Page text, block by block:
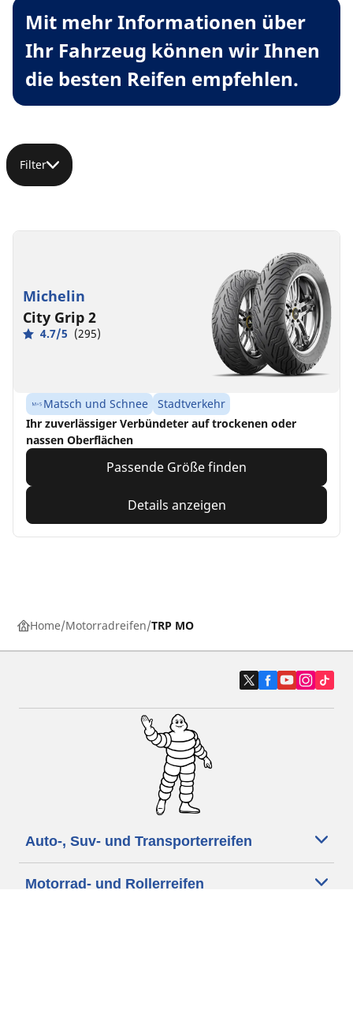
Mit mehr Informationen über
Ihr Fahrzeug können wir Ihnen
die besten Reifen empfehlen.
Filter
Michelin
City Grip 2
4.7/5 (295)
Matsch und Schnee
Stadtverkehr
Ihr zuverlässiger Verbündeter auf trockenen oder
nassen Oberflächen
Passende Größe finden
Details anzeigen
Home Motorradreifen TRP MO
Auto-, Suv- und Transporterreifen
Motorrad- und Rollerreifen